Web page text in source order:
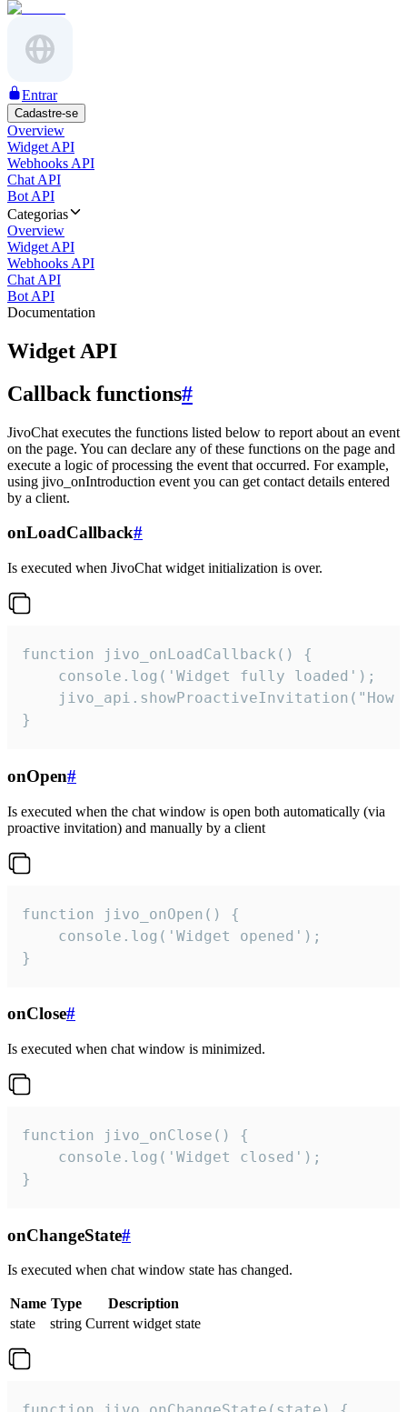
Entrar
Cadastre-se
Overview
Widget API
Webhooks API
Chat API
Bot API
Categorias
Overview
Widget API
Webhooks API
Chat API
Bot API
Documentation
Widget API
Callback functions#
JivoChat executes the functions listed below to report about an event
on the page. You can declare any of these functions on the page and
execute a logic of processing the event that occurred. For example,
using jivo_onIntroduction event you can get contact details entered
by a client.
onLoadCallback#
Is executed when JivoChat widget initialization is over.
function jivo_onLoadCallback() {
    console.log('Widget fully loaded');
jivo_api.showProactiveInvitation("How
}
onOpen#
Is executed when the chat window is open both automatically (via
proactive invitation) and manually by a client
function jivo_onOpen() {
    console.log('Widget opened');
}
onClose#
Is executed when chat window is minimized.
function jivo_onClose() {
    console.log('Widget closed');
}
onChangeState#
Is executed when chat window state has changed.
Name Type
Description
state
string Current widget state